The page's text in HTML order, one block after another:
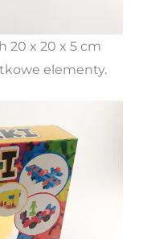
20 x 20 x 5 cm
elementy.